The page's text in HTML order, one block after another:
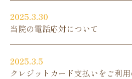
2025.3.30
当院の電話応対について
2025.3.5
クレジットカード支払いをご利